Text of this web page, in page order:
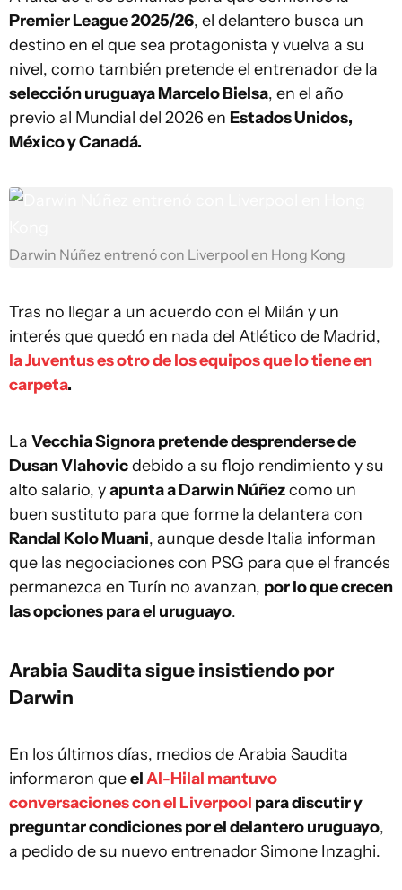
Premier League 2025/26, el delantero busca un
destino en el que sea protagonista y vuelva a su
nivel, como también pretende el entrenador de la
selección uruguaya Marcelo Bielsa, en el año
previo al Mundial del 2026 en Estados Unidos,
México y Canadá.
Darwin Núñez entrenó con Liverpool en Hong Kong
Tras no llegar a un acuerdo con el Milán y un
interés que quedó en nada del Atlético de Madrid,
la Juventus es otro de los equipos que lo tiene en
carpeta.
La Vecchia Signora pretende desprenderse de
Dusan Vlahovicdebido a su flojo rendimiento y su
alto salario, yapunta a Darwin Núñezcomo un
buen sustituto para que forme la delantera con
Randal Kolo Muani, aunque desde Italia informan
que las negociaciones con PSG para que el francés
permanezca en Turín no avanzan, por lo que crecen
las opciones para el uruguayo.
Arabia Saudita sigue insistiendo por
Darwin
En los últimos días, medios de Arabia Saudita
informaron queelAl-Hilal mantuvo
conversaciones con el Liverpool para discutir y
preguntar condiciones por el delantero uruguayo,
a pedido de su nuevo entrenador Simone Inzaghi.